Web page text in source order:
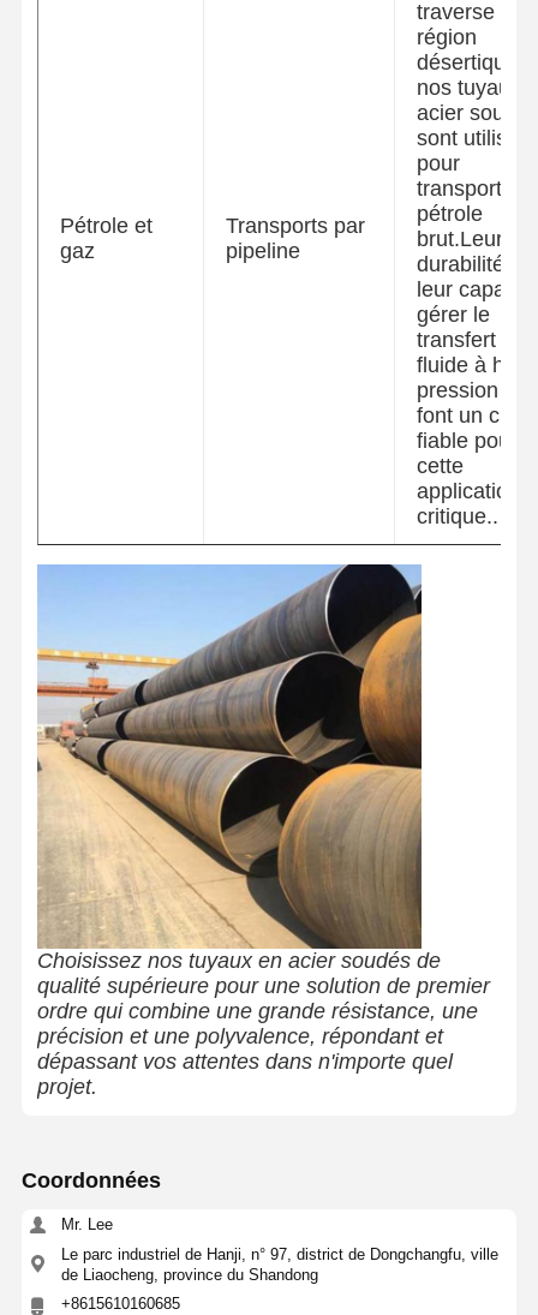
Pétrole et
gaz
Transports par
pipeline
traverse une
région
désertique,
nos tuyaux
acier soudés
sont utilisés
pour
transporter
pétrole
brut.Leur
durabilité et
leur
gérer le
transfert de
fluide à
pression en
font un choix
fiable pour
cette
application
critique..
Choisissez nos tuyaux en acier soudés de
qualité supérieure pour une solution de premier
ordre qui combine une grande résistance, une
précision et une polyvalence, répondant et
dépassant vos attentes dans n'importe quel
projet.
Coordonnées
Mr. Lee
Le parc industriel de Hanji, n° 97, district de Dongchangfu, ville
de Liaocheng, province du Shandong
+8615610160685